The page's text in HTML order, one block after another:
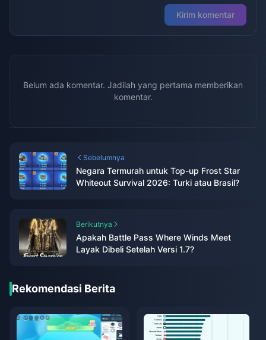
Kirim komentar
Belum ada komentar. Jadilah yang pertama memberikan
komentar.
Sebelumnya
Negara Termurah untuk Top-up Frost Star
Whiteout Survival 2026: Turki atau Brasil?
Berikutnya
Apakah Battle Pass Where Winds Meet
Layak Dibeli Setelah Versi 1.7?
Rekomendasi Berita